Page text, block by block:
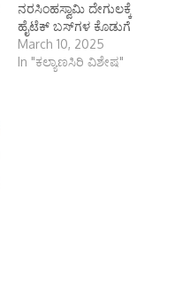
ನರಸಿಂಹಸ್ವಾಮಿ ದೇಗುಲಕ್ಕೆ
ಹೈಟೆಕ್ ಬಸ್‌ಗಳ ಕೊಡುಗೆ
March 10, 2025
In "ಕಲ್ಯಾಣಸಿರಿ ವಿಶೇಷ"